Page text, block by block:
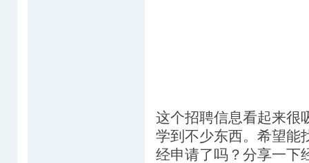
这个招聘信息看起来很
学到不少东西。希望能
经申请了吗？分享一下